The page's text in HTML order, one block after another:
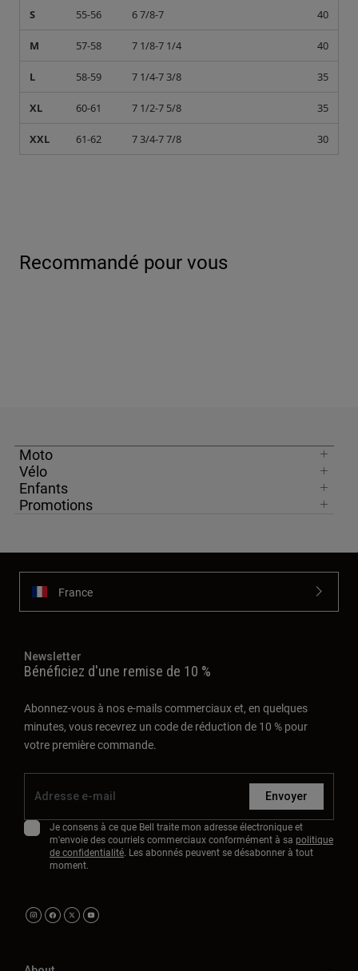
S 55-56 6 7/8-7 40
M 57-58 7 1/8-7 1/4 40
L 58-59 7 1/4-7 3/8 35
XL 60-61 7 1/2-7 5/8 35
XXL 61-62 7 3/4-7 7/8 30
Recommandé pour vous
Moto
Vélo
Enfants
Promotions
France
Newsletter
Bénéficiez d'une remise de 10 %
Abonnez-vous à nos e-mails commerciaux et, en quelques
minutes, vous recevrez un code de réduction de 10 % pour
votre première commande.
Envoyer
Je consens à ce que Bell traite mon adresse électronique et
m'envoie des courriels commerciaux conformément à sa politique
de confidentialité. Les abonnés peuvent se désabonner à tout
moment.